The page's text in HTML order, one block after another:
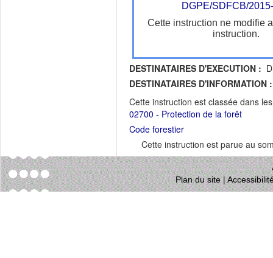
DGPE/SDFCB/
Cette instruction ne modifie
instruction.
DESTINATAIRES D'EXECUTION :
DESTINATAIRES D'INFORMATION :
Cette instruction est classée dans
02700 - Protection de la forêt
Code forestier
Cette instruction est parue au
Plan du site|